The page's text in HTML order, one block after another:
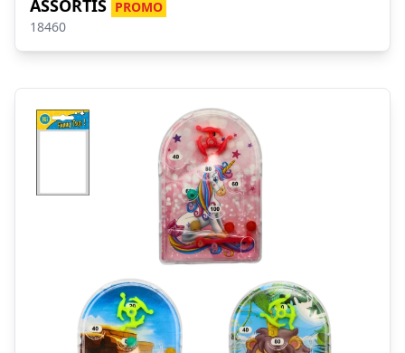
ASSORTIS PROMO
18460